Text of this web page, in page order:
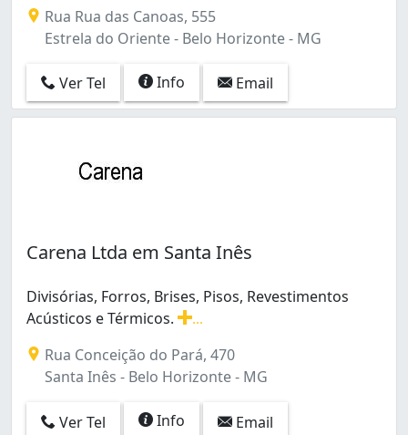
São Cristóvão (2)
São Francisco (1)
Taquaril (1)
Tupi A (1)
Tupi B (1)
Rua Rua das Canoas, 555
Estrela do Oriente - Belo Horizonte - MG
Ver Tel Info Email
Carena Ltda em Santa Inês
Divisórias, Forros, Brises, Pisos, Revestimentos
Acústicos e Térmicos.
Rua Conceição do Pará, 470
Santa Inês - Belo Horizonte - MG
Ver Tel Info Email